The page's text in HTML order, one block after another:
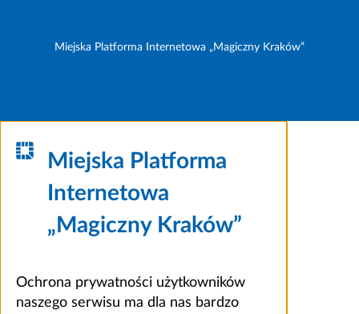
Miejska Platforma Internetowa „Magiczny Kraków”
Miejska Platforma
Internetowa
„Magiczny Kraków”
Ochrona prywatności użytkowników
naszego serwisu ma dla nas bardzo